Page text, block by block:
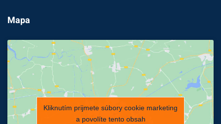
Mapa
Kliknutím prijmete súbory cookie marketing
a povolíte tento obsah